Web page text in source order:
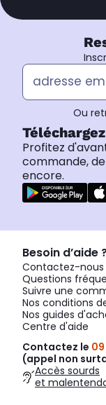
Ou
Profitez
commande,
encore.
Besoin d’aide
Contactez-nous
Questions
Suivre une
Nos conditions
Nos guides
Centre d'aide
Contactez le
(appel non
Accès sourds
et